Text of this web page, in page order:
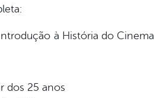
à História do Cinema
dos 25 anos